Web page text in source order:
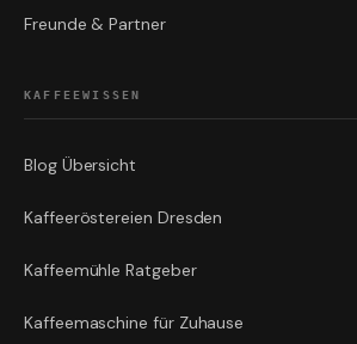
Freunde & Partner
KAFFEEWISSEN
Blog Übersicht
Kaffeeröstereien Dresden
Kaffeemühle Ratgeber
Kaffeemaschine für Zuhause